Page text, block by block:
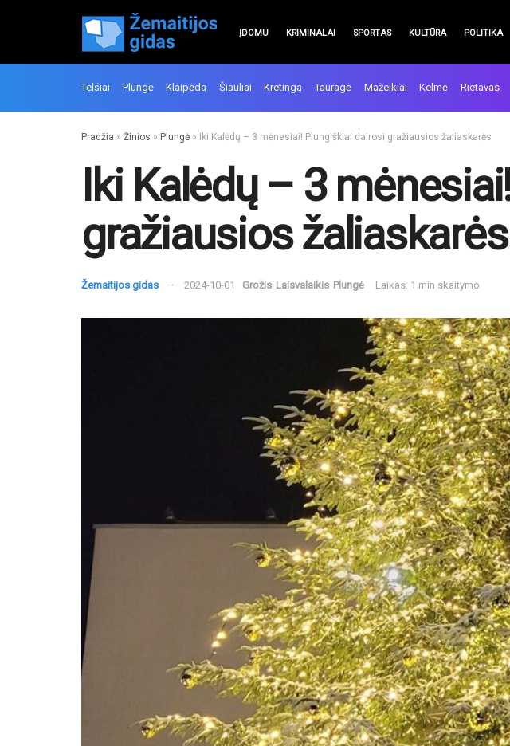
ĮDOMU KRIMINALAI SPORTAS KULTŪRA POLITIKA
Telšiai Plungė Klaipėda Šiauliai Kretinga Tauragė Mažeikiai Kelmė Rietavas
Pradžia » Žinios » Plungė » Iki Kalėdų – 3 mėnesiai! Plungiškiai dairosi gražiausios žaliaskarės
Iki Kalėdų – 3
gražiausios žaliaskarės
Žemaitijos gidas 2024-10-01 Grožis Laisvalaikis Plungė Laikas: 1 min skaitymo